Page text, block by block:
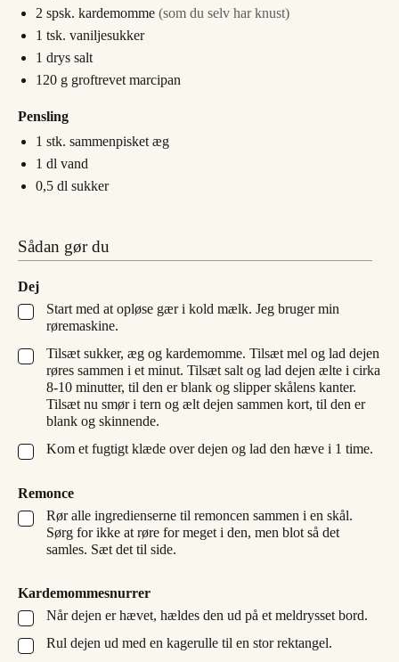
2 spsk. kardemomme (som du selv har knust)
1 tsk. vaniljesukker
1 drys salt
120 g groftrevet marcipan
Pensling
1 stk. sammenpisket æg
1 dl vand
0,5 dl sukker
Sådan gør du
Dej
▢
Start med at opløse gær i kold mælk. Jeg bruger min
røremaskine.
▢
Tilsæt sukker, æg og kardemomme. Tilsæt mel og lad dejen
røres sammen i et minut. Tilsæt salt og lad dejen ælte i cirka
8-10 minutter, til den er blank og slipper skålens kanter.
Tilsæt nu smør i tern og ælt dejen sammen kort, til den er
blank og skinnende.
▢
Kom et fugtigt klæde over dejen og lad den hæve i 1 time.
Remonce
▢
Rør alle ingredienserne til remoncen sammen i en skål.
Sørg for ikke at røre for meget i den, men blot så det
samles. Sæt det til side.
Kardemommesnurrer
▢
Når dejen er hævet, hældes den ud på et meldrysset bord.
▢
Rul dejen ud med en kagerulle til en stor rektangel.